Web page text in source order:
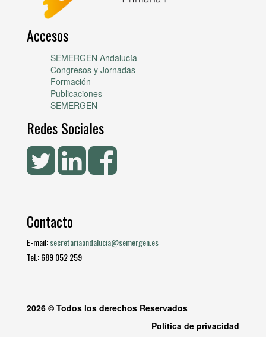
Accesos
SEMERGEN Andalucía
Congresos y Jornadas
Formación
Publicaciones
SEMERGEN
Redes Sociales
Contacto
E-mail:secretariaandalucia@semergen.es
Tel.: 689 052 259
2026 © Todos los derechos Reservados
Política de privacidad